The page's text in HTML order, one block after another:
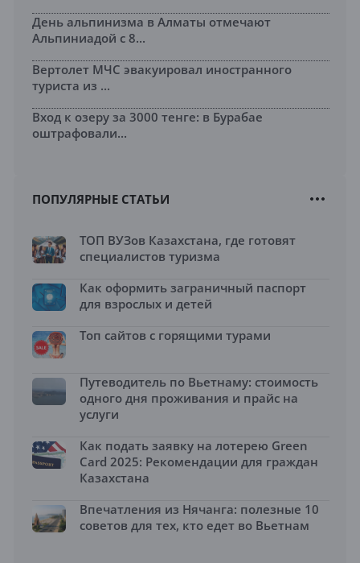
День альпинизма в Алматы отмечают
Альпиниадой с 8...
Вертолет МЧС эвакуировал иностранного
туриста из ...
Вход к озеру за 3000 тенге: в Бурабае
оштрафовали...
ПОПУЛЯРНЫЕ СТАТЬИ
ТОП ВУЗов Казахстана, где готовят
специалистов туризма
Как оформить заграничный паспорт
для взрослых и детей
Топ сайтов с горящими турами
Путеводитель по Вьетнаму: стоимость
одного дня проживания и прайс на
услуги
Как подать заявку на лотерею Green
Card 2025: Рекомендации для граждан
Казахстана
Впечатления из Нячанга: полезные 10
советов для тех, кто едет во Вьетнам